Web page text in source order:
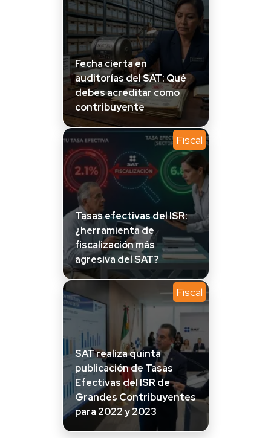
Fecha cierta en
auditorías del SAT: Qué
debes acreditar como
contribuyente
Fiscal
Tasas efectivas del ISR:
¿herramienta de
fiscalización más
agresiva del SAT?
Fiscal
SAT realiza quinta
publicación de Tasas
Efectivas del ISR de
Grandes Contribuyentes
para 2022 y 2023